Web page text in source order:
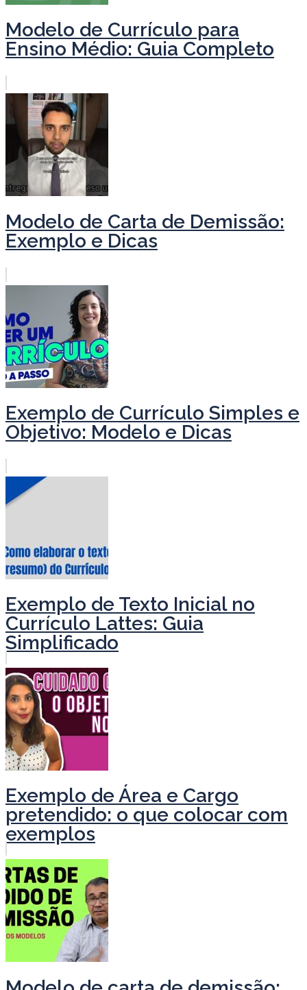
Modelo de Currículo para
Ensino Médio: Guia Completo
Modelo de Carta de Demissão:
Exemplo e Dicas
Exemplo de Currículo Simples e
Objetivo: Modelo e Dicas
Exemplo de Texto Inicial no
Currículo Lattes: Guia
Simplificado
Exemplo de Área e Cargo
pretendido: o que colocar com
exemplos